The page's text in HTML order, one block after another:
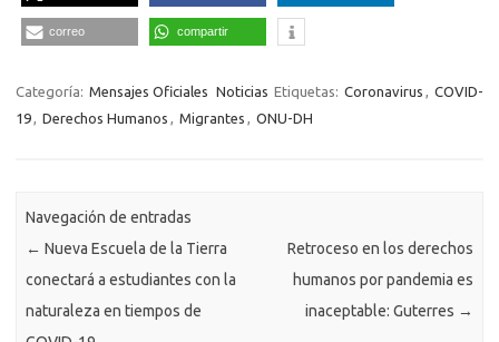
correo compartir
Categoría: Mensajes Oficiales Noticias Etiquetas: Coronavirus , COVID-
19, Derechos Humanos , Migrantes , ONU-DH
Navegación de entradas
← Nueva Escuela de la Tierra
conectará a estudiantes con la
naturaleza en tiempos de
Retroceso en los derechos
humanos por pandemia es
inaceptable: Guterres →